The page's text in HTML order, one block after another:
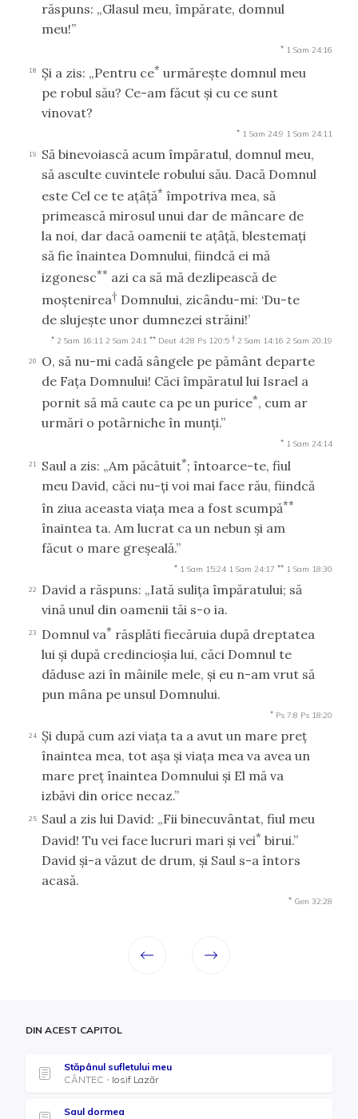
răspuns: „Glasul meu, împărate, domnul
meu!”
* 1 Sam 24:16
18 Şi a zis: „Pentru ce* urmăreşte domnul meu
pe robul său? Ce-am făcut şi cu ce sunt
vinovat?
* 1 Sam 24:9 1 Sam 24:11
19
Să binevoiască acum împăratul, domnul meu,
să asculte cuvintele robului său. Dacă Domnul
este Cel ce te aţâţă* împotriva mea, să
primească mirosul unui dar de mâncare de
la noi, dar dacă oamenii te aţâţă, blestemaţi
să fie înaintea Domnului, fiindcă ei mă
izgonesc** azi ca să mă dezlipească de
moştenirea† Domnului, zicându-mi: ‘Du-te
de slujeşte unor dumnezei străini!’
* 2 Sam 16:11 2 Sam 24:1 ** Deut 4:28 Ps 120:5 † 2 Sam 14:16 2 Sam 20:19
20
O, să nu-mi cadă sângele pe pământ departe
de Faţa Domnului! Căci împăratul lui Israel a
pornit să mă caute ca pe un purice*, cum ar
urmări o potârniche în munţi.”
* 1 Sam 24:14
21 Saul a zis: „Am păcătuit*; întoarce-te, fiul
meu David, căci nu-ţi voi mai face rău, fiindcă
în ziua aceasta viaţa mea a fost scumpă**
înaintea ta. Am lucrat ca un nebun şi am
făcut o mare greşeală.”
* 1 Sam 15:24 1 Sam 24:17 ** 1 Sam 18:30
22
David a răspuns: „Iată suliţa împăratului; să
vină unul din oamenii tăi s-o ia.
23 Domnul va* răsplăti fiecăruia după dreptatea
lui şi după credincioşia lui, căci Domnul te
dăduse azi în mâinile mele, şi eu n-am vrut să
pun mâna pe unsul Domnului.
* Ps 7:8 Ps 18:20
24
Şi după cum azi viaţa ta a avut un mare preţ
înaintea mea, tot aşa şi viaţa mea va avea un
mare preţ înaintea Domnului şi El mă va
izbăvi din orice necaz.”
25
Saul a zis lui David: „Fii binecuvântat, fiul meu
David! Tu vei face lucruri mari şi vei* birui.”
David şi-a văzut de drum, şi Saul s-a întors
acasă.
* Gen 32:28
DIN ACEST CAPITOL
Stăpânul sufletului meu
CÂNTEC
Iosif Lazăr
Saul dormea